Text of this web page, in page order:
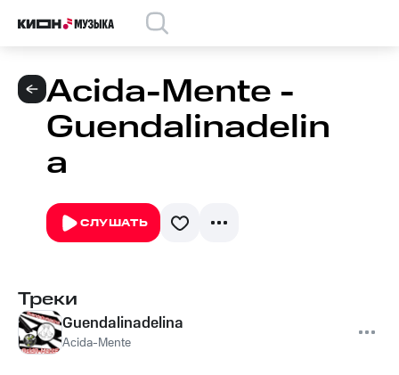
Acida-Mente -
Guendalinadelin
a
СЛУШАТЬ
Треки
Guendalinadelina
Acida-Mente